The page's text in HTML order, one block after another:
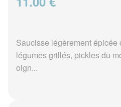
Saucisse légèrement épicée
légumes grillés, pickles du
oign...